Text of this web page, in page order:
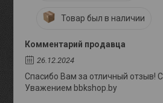
Товар был в наличии
Комментарий продавца
26.12.2024
Спасибо Вам за отличный отзыв! С
Уважением bbkshop.by